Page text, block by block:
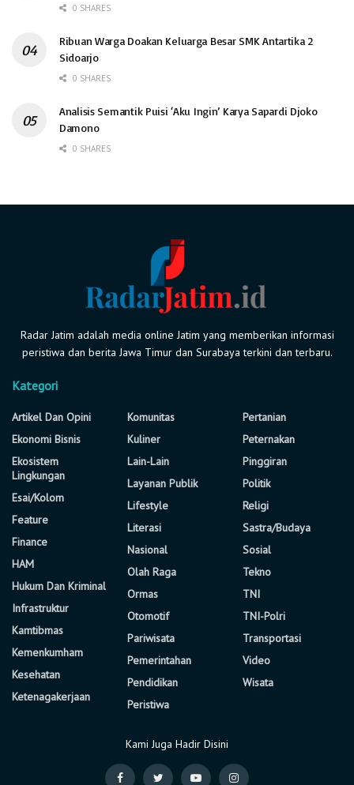
0 SHARES
Ribuan Warga Doakan Keluarga Besar SMK Antartika 2
Sidoarjo
0 SHARES
Analisis Semantik Puisi ‘Aku Ingin’ Karya Sapardi Djoko
Damono
0 SHARES
Radar Jatim adalah media online Jatim yang memberikan informasi
peristiwa dan berita Jawa Timur dan Surabaya terkini dan terbaru.
Kategori
Artikel Dan Opini
Ekonomi Bisnis
Ekosistem
Lingkungan
Esai/Kolom
Feature
Finance
HAM
Hukum Dan Kriminal
Infrastruktur
Kamtibmas
Kemenkumham
Kesehatan
Ketenagakerjaan
Komunitas
Kuliner
Lain-Lain
Layanan Publik
Lifestyle
Literasi
Nasional
Olah Raga
Ormas
Otomotif
Pariwisata
Pemerintahan
Pendidikan
Peristiwa
Pertanian
Peternakan
Pinggiran
Politik
Religi
Sastra/Budaya
Sosial
Tekno
TNI
TNI-Polri
Transportasi
Video
Wisata
Kami Juga Hadir Disini